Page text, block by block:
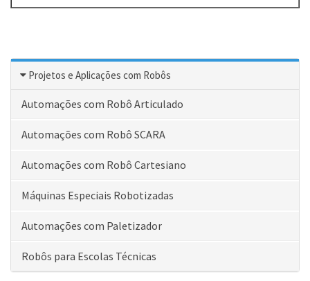
Projetos e Aplicações com Robôs
Automações com Robô Articulado
Automações com Robô SCARA
Automações com Robô Cartesiano
Máquinas Especiais Robotizadas
Automações com Paletizador
Robôs para Escolas Técnicas